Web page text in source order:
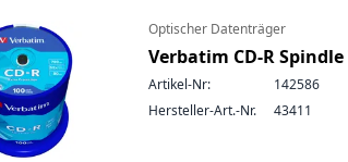
Optischer Datenträger
Verbatim CD-R Spindle
Artikel-Nr:
142586
Hersteller-Art.-Nr.
43411